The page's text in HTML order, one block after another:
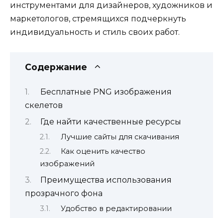
инструментами для дизайнеров, художников и
маркетологов, стремящихся подчеркнуть
индивидуальность и стиль своих работ.
Содержание
Бесплатные PNG изображения
скелетов
Где найти качественные ресурсы
Лучшие сайты для скачивания
Как оценить качество
изображений
Преимущества использования
прозрачного фона
Удобство в редактировании